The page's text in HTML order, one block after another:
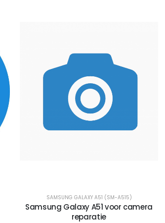
SAMSUNG GALAXY A51 (SM-A515)
Samsung Galaxy A51 voor camera
reparatie